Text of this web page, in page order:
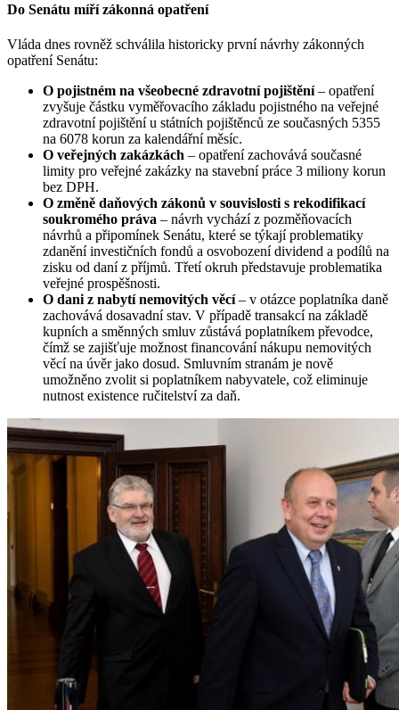
Do Senátu míří zákonná opatření
Vláda dnes rovněž schválila historicky první návrhy zákonných
opatření Senátu:
O pojistném na všeobecné zdravotní pojištění– opatření
zvyšuje částku vyměřovacího základu pojistného na veřejné
zdravotní pojištění u státních pojištěnců ze současných 5355
na 6078 korun za kalendářní měsíc.
O veřejných zakázkách – opatření zachovává současné
limity pro veřejné zakázky na stavební práce 3 miliony korun
bez DPH.
O změně daňových zákonů v souvislosti s rekodifikací
soukromého práva – návrh vychází z pozměňovacích
návrhů a připomínek Senátu, které se týkají problematiky
zdanění investičních fondů a osvobození dividend a podílů na
zisku od daní z příjmů. Třetí okruh představuje problematika
veřejné prospěšnosti.
O dani z nabytí nemovitých věcí– v otázce poplatníka daně
zachovává dosavadní stav. V případě transakcí na základě
kupních a směnných smluv zůstává poplatníkem převodce,
čímž se zajišťuje možnost financování nákupu nemovitých
věcí na úvěr jako dosud. Smluvním stranám je nově
umožněno zvolit si poplatníkem nabyvatele, což eliminuje
nutnost existence ručitelství za daň.